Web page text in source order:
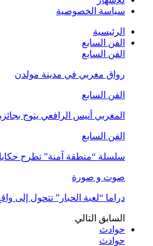
سياسة الخصوصية
الرئيسية
الفن السابع
الفن السابع
رواق مغربي في مدينة مولدن
الفن السابع
المغربي أنيس الرافعي يتوج
الفن السابع
سلسلة “منطقة آمنة” تطرح
صوت و صورة
دراما “لعبة الحبار” تتحول إلى
السابق التالي
حوادث
حوادث